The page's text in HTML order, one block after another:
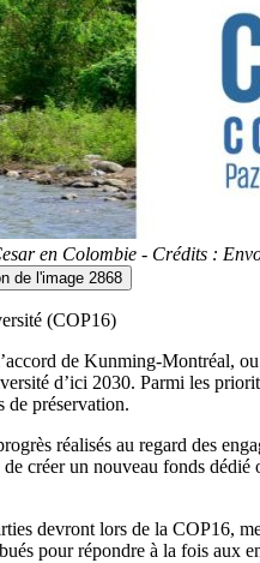
en Colombie - Crédits :
de l'image 2868
(COP16)
de Kunming-Montréal, ou
d’ici 2030. Parmi les
de préservation.
réalisés au regard des
créer un nouveau fonds
devront lors de la COP16,
pour répondre à la fois aux